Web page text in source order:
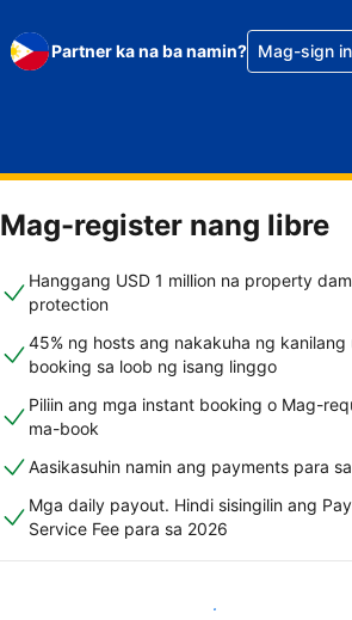
Partner ka na ba namin? Mag-sign in
Mag-register nang libre
Hanggang USD 1 million na property
protection
45% ng hosts ang nakakuha ng kanilang
booking sa loob ng isang linggo
Piliin ang mga instant booking o Mag-
ma-book
Aasikasuhin namin ang payments para sa
Mga daily payout. Hindi sisingilin ang
Service Fee para sa 2026
Magsimula na